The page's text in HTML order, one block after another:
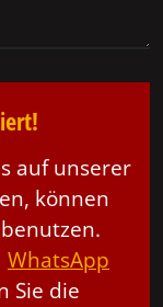
auf unserer
können
WhatsApp
Sie die